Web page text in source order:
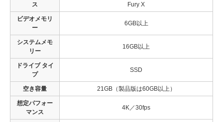
ス
Fury X
ビデオメモリ
ー
6GB以上
システムメモ
リー
16GB以上
ドライブ タイ
プ
SSD
空き容量 21GB（製品版は60GB以上）
想定パフォー
マンス
4K／30fps